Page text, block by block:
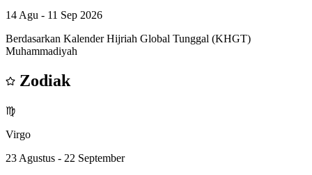
14 Agu - 11 Sep 2026
Berdasarkan Kalender Hijriah Global Tunggal (KHGT)
Muhammadiyah
Zodiak
♍
Virgo
23 Agustus - 22 September